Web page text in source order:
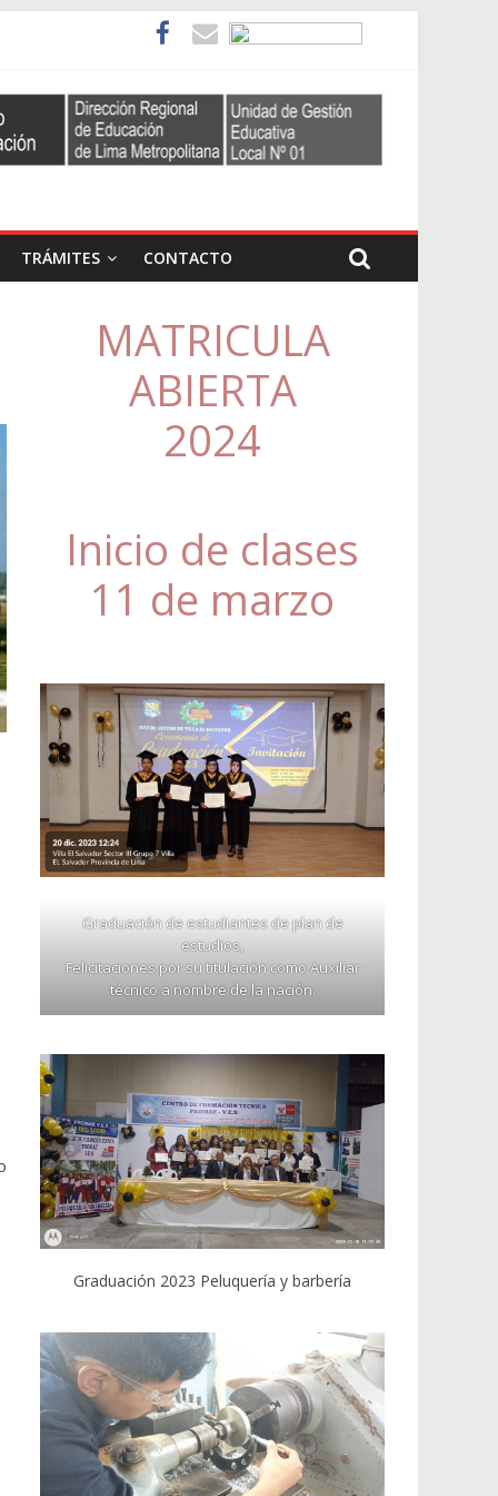
TRÁMITES CONTACTO
MATRICULA
ABIERTA
2024
Inicio de clases
11 de marzo
Graduación de estudiantes de plan de
estudios,
Felicitaciones por su titulación como Auxiliar
técnico a nombre de la nación.
Graduación 2023 Peluquería y barbería